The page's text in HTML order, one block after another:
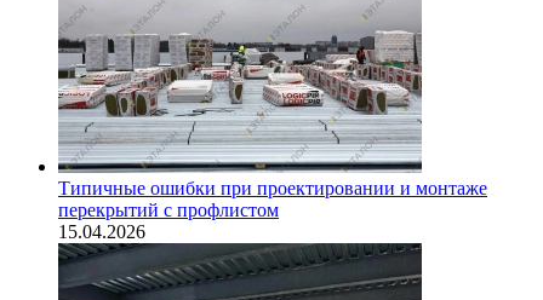
Типичные ошибки при проектировании и монтаже
перекрытий с профлистом
15.04.2026